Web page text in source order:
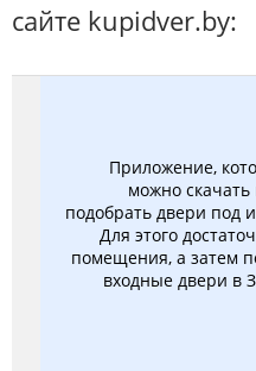
сайте kupidver.by:
Приложение,
можно скачать
подобрать двери под
Для этого
помещения, а затем
входные двери в